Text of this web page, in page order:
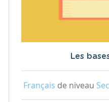
Les
Français de niveau